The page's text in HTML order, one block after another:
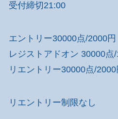
受付締切21:00
エントリー30000点/2000円
レジストアドオン 30000点/
リエントリー30000点/2000
リエントリー制限なし